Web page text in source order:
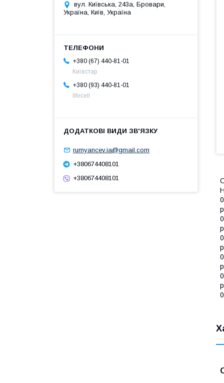
вул. Київська, 243а, Бровари,
Україна, Київ, Україна
+380 (67) 440-81-01
Київстар
+380 (93) 440-81-01
lifecell
rumyancev.ia@gmail.com
+380674408101
+380674408101